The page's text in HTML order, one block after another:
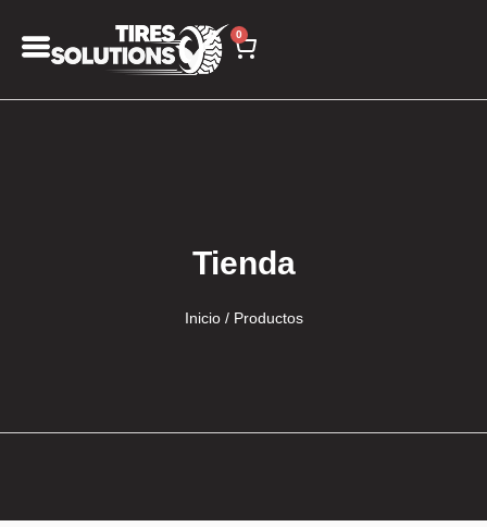
0
Tienda
Inicio/ Productos